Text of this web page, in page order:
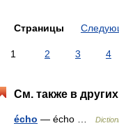
Страницы
1 2 3 4
См. также в
écho — écho …